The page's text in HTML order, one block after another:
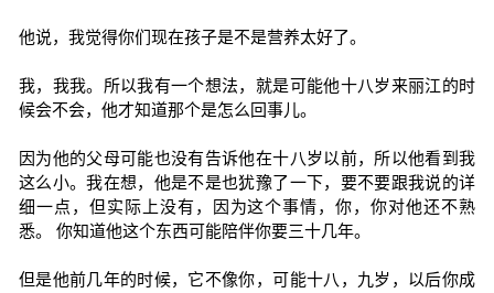
他说，我觉得你们现在孩子是不是营养太好了。
我，我我。所以我有一个想法，就是可能他十八岁来丽江的时
候会不会，他才知道那个是怎么回事儿。
因为他的父母可能也没有告诉他在十八岁以前，所以他看到我
这么小。我在想，他是不是也犹豫了一下，要不要跟我说的详
细一点，但实际上没有，因为这个事情，你，你对他还不熟
悉。 你知道他这个东西可能陪伴你要三十几年。
但是他前几年的时候，它不像你，可能十八，九岁，以后你成